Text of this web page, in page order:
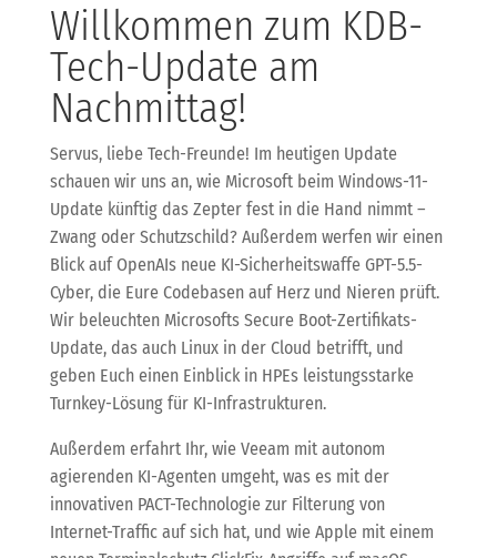
Willkommen zum KDB-
Tech-Update am
Nachmittag!
Servus, liebe Tech-Freunde! Im heutigen Update
schauen wir uns an, wie Microsoft beim Windows-11-
Update künftig das Zepter fest in die Hand nimmt –
Zwang oder Schutzschild? Außerdem werfen wir einen
Blick auf OpenAIs neue KI-Sicherheitswaffe GPT-5.5-
Cyber, die Eure Codebasen auf Herz und Nieren prüft.
Wir beleuchten Microsofts Secure Boot-Zertifikats-
Update, das auch Linux in der Cloud betrifft, und
geben Euch einen Einblick in HPEs leistungsstarke
Turnkey-Lösung für KI-Infrastrukturen.
Außerdem erfahrt Ihr, wie Veeam mit autonom
agierenden KI-Agenten umgeht, was es mit der
innovativen PACT-Technologie zur Filterung von
Internet-Traffic auf sich hat, und wie Apple mit einem